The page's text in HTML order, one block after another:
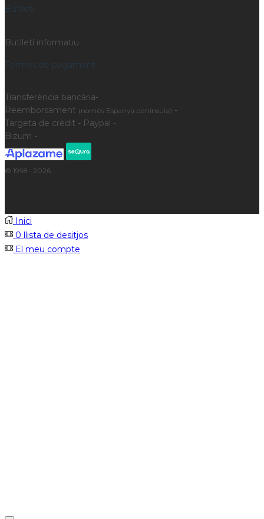
Butlletí
Butlletí informatiu
Formes de pagament
Transferència bancària-
Reemborsament (només Espanya península) -
Targeta de crèdit - Paypal -
Bizum -
© 1998 - 2026
Inici
0 llista de desitjos
El meu compte